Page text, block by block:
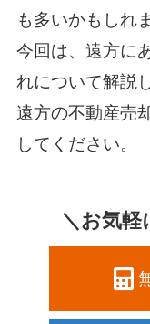
も多いかもしれ
今回は、遠方に
れについて解説
遠方の不動産売
してください。
＼お気軽